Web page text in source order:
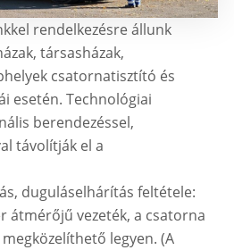
rendelkezésre állunk
társasházak,
csatornatisztító és
esetén. Technológiai
berendezéssel,
távolítják el a
duguláselhárítás feltétele:
átmérőjű vezeték, a csatorna
legyen. (A